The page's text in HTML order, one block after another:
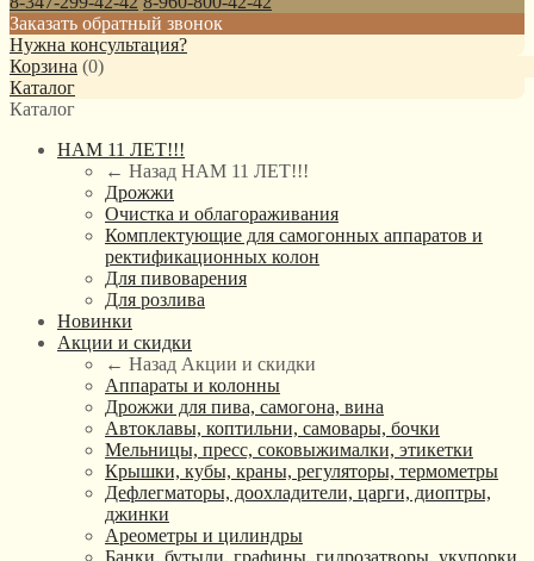
Заказать обратный звонок
Нужна консультация?
Корзина (0)
Каталог
Каталог
НАМ 11 ЛЕТ!!!
← Назад НАМ 11 ЛЕТ!!!
Дрожжи
Очистка и облагораживания
Комплектующие для самогонных аппаратов и
ректификационных колон
Для пивоварения
Для розлива
Новинки
Акции и скидки
← Назад Акции и скидки
Аппараты и колонны
Дрожжи для пива, самогона, вина
Автоклавы, коптильни, самовары, бочки
Мельницы, пресс, соковыжималки, этикетки
Крышки, кубы, краны, регуляторы, термометры
Дефлегматоры, доохладители, царги, диоптры,
джинки
Ареометры и цилиндры
Банки, бутыли, графины, гидрозатворы, укупорки,